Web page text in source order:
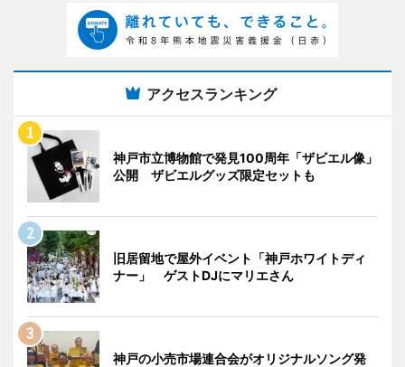
アクセスランキング
神戸市立博物館で発見100周年「ザビエル像」
公開 ザビエルグッズ限定セットも
旧居留地で屋外イベント「神戸ホワイトディ
ナー」 ゲストDJにマリエさん
神戸の小売市場連合会がオリジナルソング発